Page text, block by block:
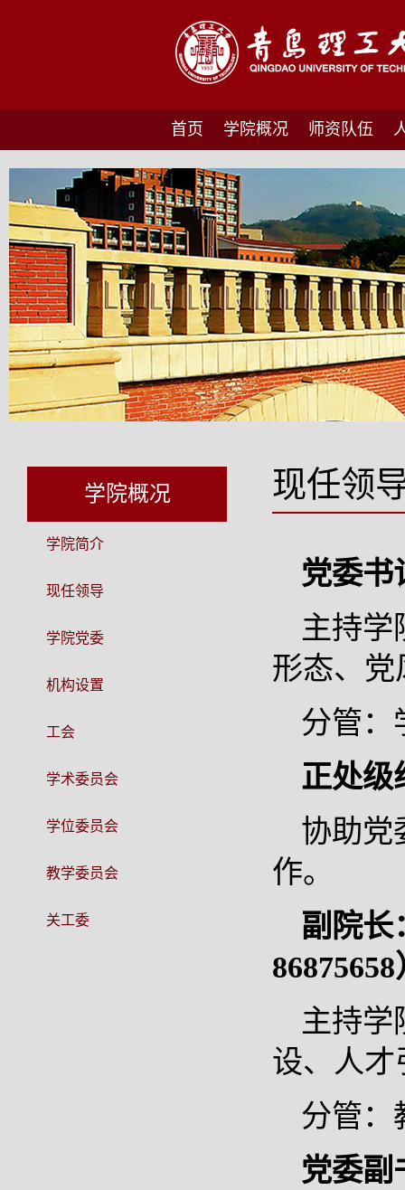
首页 学院概况 师资队伍
学院概况
学院简介
现任领导
学院党委
机构设置
工会
学术委员会
学位委员会
教学委员会
关工委
现任领
党委书
主持学
形态、党
分管：
正处级
协助党
作。
副院长
86875658
主持学
设、人才
分管：
党委副